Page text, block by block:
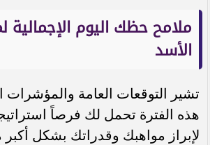
ملامح حظك اليوم الإجمالية
الأسد
تشير التوقعات العامة والمؤشرات
هذه الفترة تحمل لك فرصاً
لإبراز مواهبك وقدراتك بشكل أكبر